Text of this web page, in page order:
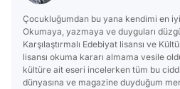
Çocukluğumdan bu yana kendimi en
Okumaya, yazmaya ve duyguları
Karşılaştırmalı Edebiyat lisansı ve
lisansı okuma kararı almama vesile
kültüre ait eseri incelerken tüm bu
dünyasına ve magazine duyduğum